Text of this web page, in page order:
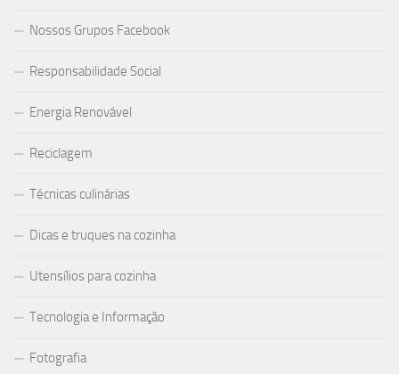
Nossos Grupos Facebook
Responsabilidade Social
Energia Renovável
Reciclagem
Técnicas culinárias
Dicas e truques na cozinha
Utensílios para cozinha
Tecnologia e Informação
Fotografia